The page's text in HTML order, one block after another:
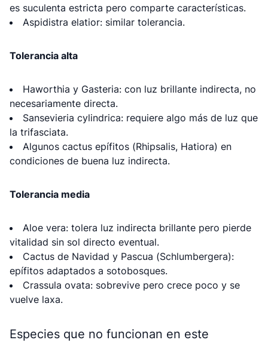
es suculenta estricta pero comparte características.
Aspidistra elatior: similar tolerancia.
Tolerancia alta
Haworthia y Gasteria: con luz brillante indirecta, no
necesariamente directa.
Sansevieria cylindrica: requiere algo más de luz que
la trifasciata.
Algunos cactus epífitos (Rhipsalis, Hatiora) en
condiciones de buena luz indirecta.
Tolerancia media
Aloe vera: tolera luz indirecta brillante pero pierde
vitalidad sin sol directo eventual.
Cactus de Navidad y Pascua (Schlumbergera):
epífitos adaptados a sotobosques.
Crassula ovata: sobrevive pero crece poco y se
vuelve laxa.
Especies que no funcionan en este